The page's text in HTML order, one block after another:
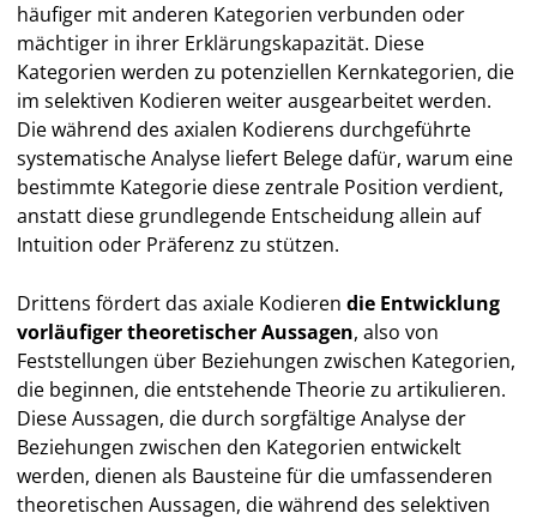
häufiger mit anderen Kategorien verbunden oder
mächtiger in ihrer Erklärungskapazität. Diese
Kategorien werden zu potenziellen Kernkategorien, die
im selektiven Kodieren weiter ausgearbeitet werden.
Die während des axialen Kodierens durchgeführte
systematische Analyse liefert Belege dafür, warum eine
bestimmte Kategorie diese zentrale Position verdient,
anstatt diese grundlegende Entscheidung allein auf
Intuition oder Präferenz zu stützen.
Drittens fördert das axiale Kodierendie Entwicklung
vorläufiger theoretischer Aussagen, also von
Feststellungen über Beziehungen zwischen Kategorien,
die beginnen, die entstehende Theorie zu artikulieren.
Diese Aussagen, die durch sorgfältige Analyse der
Beziehungen zwischen den Kategorien entwickelt
werden, dienen als Bausteine für die umfassenderen
theoretischen Aussagen, die während des selektiven